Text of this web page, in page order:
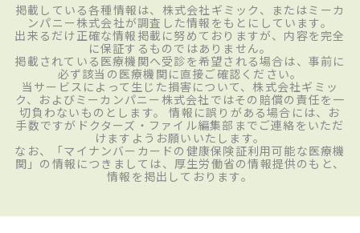
掲載している各種情報は、株式会社ギミック、またはミーカ
ンパニー株式会社が調査した情報をもとにしています。
出来るだけ正確な情報掲載に努めておりますが、内容を完全
に保証するものではありません。
掲載されている医療機関へ受診を希望される場合は、事前に
必ず該当の医療機関に直接ご確認ください。
当サービスによって生じた損害について、株式会社ギミッ
ク、およびミーカンパニー株式会社ではその賠償の責任を一
切負わないものとします。 情報に誤りがある場合には、お
手数ですがドクターズ・ファイル編集部までご連絡をいただ
けますようお願いいたします。
なお、「マイナンバーカードの健康保険証利用可能な医療機
関」の情報につきましては、厚生労働省の情報提供のもと、
情報を掲出しております。